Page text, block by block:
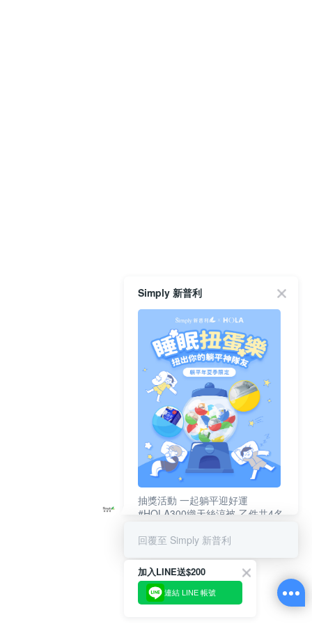
Simply 新普利
抽獎活動 一起躺平迎好運
#HOLA300織天絲涼被-乙件共4名
回覆至 Simply 新普利
加入LINE送$200
連結 LINE 帳號